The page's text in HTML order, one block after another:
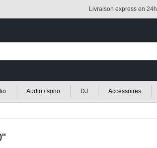
Livraison express en 24h
Audio / sono DJ Accessoires